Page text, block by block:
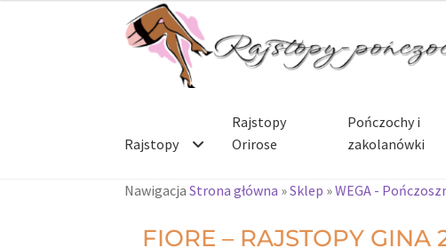
Rajstopy
Rajstopy
Orirose
Pończochy i
zakolanówki
NawigacjaStrona główna »Sklep »WEGA -
FIORE – RAJSTOPY GINA